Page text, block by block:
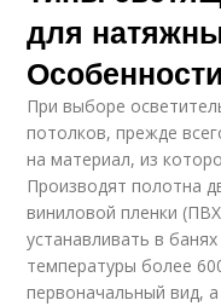
для
Особенности
При выборе
потолков, прежде
на материал, из
Производят полотна
виниловой пленки
устанавливать в
температуры более
первоначальный вид,